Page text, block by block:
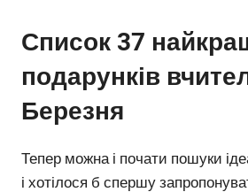
Список 37
подарунків
Березня
Тепер можна і почати пошуки
і хотілося б спершу